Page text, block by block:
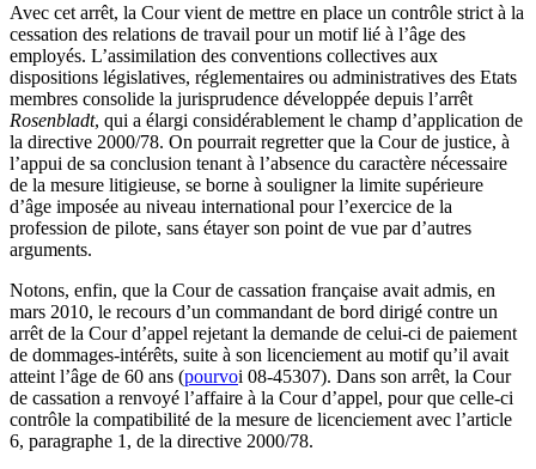
Avec cet arrêt, la Cour vient de mettre en place un contrôle strict à la
cessation des relations de travail pour un motif lié à l’âge des
employés. L’assimilation des conventions collectives aux
dispositions législatives, réglementaires ou administratives des Etats
membres consolide la jurisprudence développée depuis l’arrêt
Rosenbladt, qui a élargi considérablement le champ d’application de
la directive 2000/78. On pourrait regretter que la Cour de justice, à
l’appui de sa conclusion tenant à l’absence du caractère nécessaire
de la mesure litigieuse, se borne à souligner la limite supérieure
d’âge imposée au niveau international pour l’exercice de la
profession de pilote, sans étayer son point de vue par d’autres
arguments.
Notons, enfin, que la Cour de cassation française avait admis, en
mars 2010, le recours d’un commandant de bord dirigé contre un
arrêt de la Cour d’appel rejetant la demande de celui-ci de paiement
de dommages-intérêts, suite à son licenciement au motif qu’il avait
atteint l’âge de 60 ans (pourvoi 08-45307). Dans son arrêt, la Cour
de cassation a renvoyé l’affaire à la Cour d’appel, pour que celle-ci
contrôle la compatibilité de la mesure de licenciement avec l’article
6, paragraphe 1, de la directive 2000/78.